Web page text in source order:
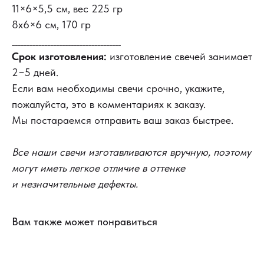
11×6×5,5 см, вес 225 гр
8х6×6 см, 170 гр
Срок изготовления: изготовление свечей занимает
2−5 дней.
Если вам необходимы свечи срочно, укажите,
пожалуйста, это в комментариях к заказу.
Мы постараемся отправить ваш заказ быстрее.
Все наши свечи изготавливаются вручную, поэтому
могут иметь легкое отличие в оттенке
и незначительные дефекты.
Вам также может понравиться